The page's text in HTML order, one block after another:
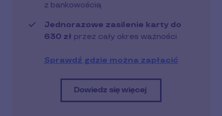
z bankowością.
Jednorazowe zasilenie karty do
630 zł przez cały okres ważności
Sprawdź gdzie można zapłacić
Dowiedz się więcej